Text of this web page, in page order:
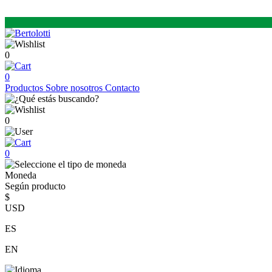
0
0
Productos Sobre nosotros Contacto
0
0
Moneda
Según producto
$
USD
ES
EN